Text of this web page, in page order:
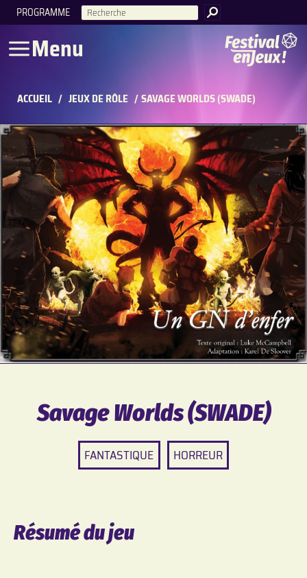
PROGRAMME
RECHERCHE
Menu
ACCUEIL / JEUX DE RÔLE /SAVAGE WORLDS (SWADE)
Savage Worlds (SWADE)
FANTASTIQUE HORREUR
Résumé du jeu